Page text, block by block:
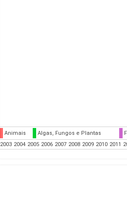
Animais Algas, Fungos e Plantas
2003 2004 2005 2006 2007 2008 2009 2010 2011